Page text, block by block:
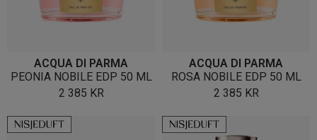
ACQUA DI PARMA
PEONIA NOBILE EDP 50 ML
2 385 KR
ACQUA DI PARMA
ROSA NOBILE EDP 50 ML
2 385 KR